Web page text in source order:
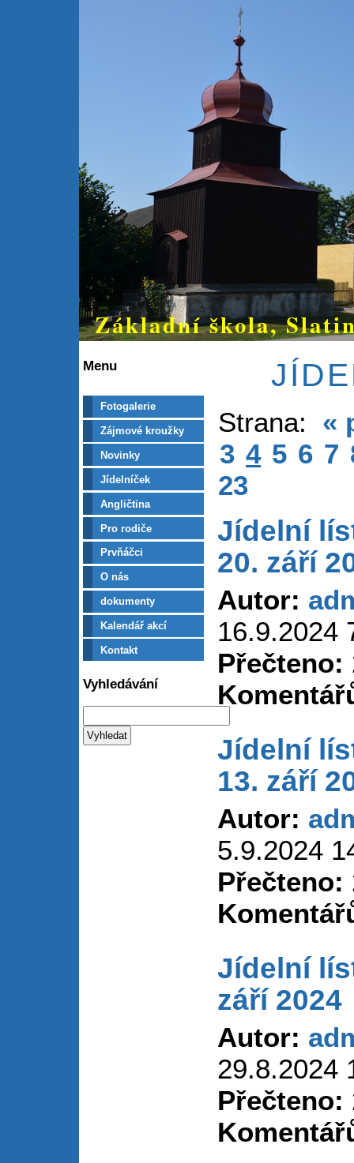
Základní škola,
Menu
Fotogalerie
Zájmové kroužky
Novinky
Jídelníček
Angličtina
Pro rodiče
Prvňáčci
O nás
dokumenty
Kalendář akcí
Kontakt
Vyhledávání
Strana: «
3 4 5 6 7
23
Jídelní
20. září
Autor:
16.9.2024
Přečteno:
Jídelní
13. září
Autor:
5.9.2024
Přečteno:
Jídelní
září 2024
Autor:
29.8.2024
Přečteno: